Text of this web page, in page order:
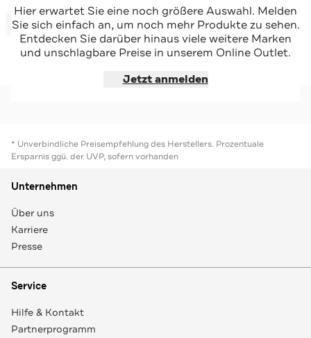
SMILODOX
Tank Top 'Trevor' dunkelgrau
-50%*
Sale
Jetzt shoppen
SMILODOX
T-Shirt 'Malin' hellgelb
-74%*
Sale
Jetzt shoppen
Hier erwartet Sie eine noch größere Auswahl. Melden
Sie sich einfach an, um noch mehr Produkte zu sehen.
Entdecken Sie darüber hinaus viele weitere Marken
und unschlagbare Preise in unserem Online Outlet.
Jetzt anmelden
* Unverbindliche Preisempfehlung des Herstellers. Prozentuale
Ersparnis ggü. der UVP, sofern vorhanden
Unternehmen
Über uns
Karriere
Presse
Service
Hilfe & Kontakt
Partnerprogramm